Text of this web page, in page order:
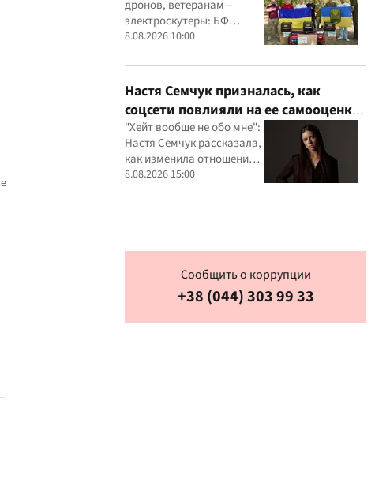
генераторы
дронов, ветеранам –
электроскутеры: БФ
"Надежда" и "Батальон
миссию
8.08.2026 10:00
Настя Семчук призналась, как
соцсети повлияли на ее самооценку:
"Я стала сомневаться в себе"
"Хейт вообще не обо мне":
Настя Семчук рассказала,
как изменила отношение к
критике
8.08.2026 15:00
Сообщить о коррупции
+38 (044) 303 99 33